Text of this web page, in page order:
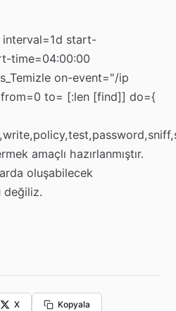
interval=1d start-
time=04:00:00
on-event="/ip
to= [:len [find]] do={
amaçlı hazırlanmıştır.
oluşabilecek
değiliz.
X Kopyala